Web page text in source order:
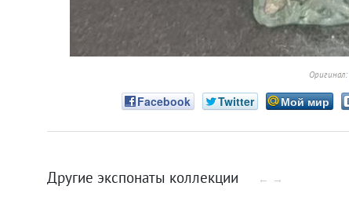
Оригинал:
Facebook Twitter Мой мир
Другие экспонаты коллекции ← →